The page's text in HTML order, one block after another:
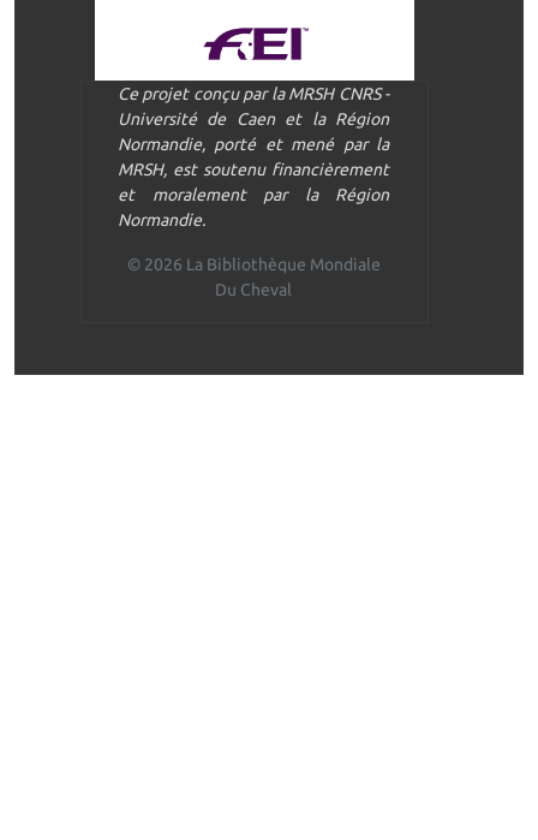
Ce projet conçu par la MRSH CNRS -
Université de Caen et la Région
Normandie, porté et mené par la
MRSH, est soutenu financièrement
et moralement par la Région
Normandie.
© 2026 La Bibliothèque Mondiale
Du Cheval